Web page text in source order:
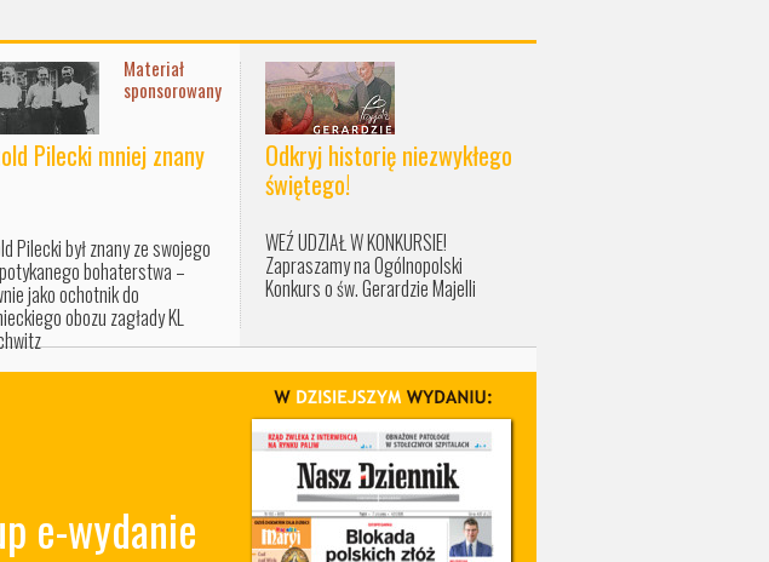
Materiał
sponsorowany
Pilecki mniej znany
Pilecki był znany ze swojego
bohaterstwa –
jako ochotnik do
obozu zagłady KL
Odkryj historię niezwykłego
świętego!
WEŹ UDZIAŁ W KONKURSIE!
Zapraszamy na Ogólnopolski
Konkurs o św. Gerardzie Majelli
e-wydanie